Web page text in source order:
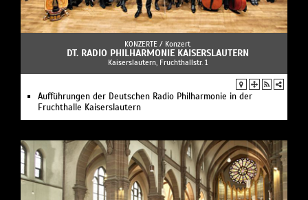
KONZERTE / Konzert
DT. RADIO PHILHARMONIE KAISERSLAUTERN
Kaiserslautern, Fruchthallstr. 1
Aufführungen der Deutschen Radio Philharmonie in der
Fruchthalle Kaiserslautern